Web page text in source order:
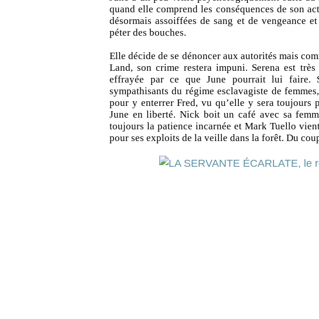
quand elle comprend les conséquences de son
désormais assoiffées de sang et de vengeance
péter des bouches.
Elle décide de se dénoncer aux autorités mais
Land, son crime restera impuni. Serena est
effrayée par ce que June pourrait lui faire.
sympathisants du régime esclavagiste de
pour y enterrer Fred, vu qu’elle y sera toujours
June en liberté. Nick boit un café avec sa
toujours la patience incarnée et Mark Tuello
pour ses exploits de la veille dans la forêt. Du